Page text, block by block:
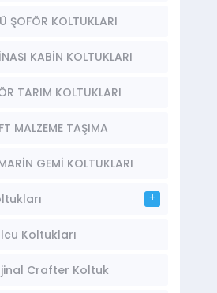
ŞOFÖR KOLTUKLARI
KABİN KOLTUKLARI
TARIM KOLTUKLARI
MALZEME TAŞIMA
GEMİ KOLTUKLARI
Koltukları
Crafter Koltuk